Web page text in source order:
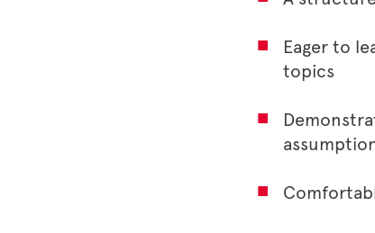
Eager to
topics